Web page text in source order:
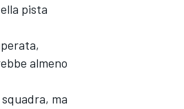
pista
almeno
ma